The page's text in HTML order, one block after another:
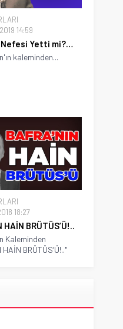
14:59
Nefesi Yetti mi?…
kaleminden...
18:27
HAİN BRÜTÜS’Ü!..
Kaleminden
HAİN BRÜTÜS’Ü!.."